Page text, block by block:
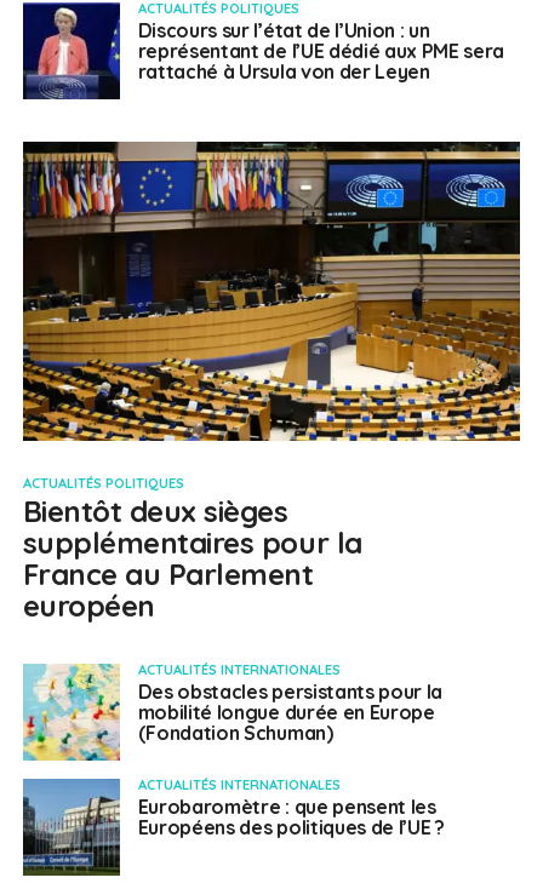
ACTUALITÉS POLITIQUES
Discours sur l’état de l’Union : un
représentant de l’UE dédié aux PME sera
rattaché à Ursula von der Leyen
ACTUALITÉS POLITIQUES
Bientôt deux sièges
supplémentaires pour la
France au Parlement
européen
ACTUALITÉS INTERNATIONALES
Des obstacles persistants pour la
mobilité longue durée en Europe
(Fondation Schuman)
ACTUALITÉS INTERNATIONALES
Eurobaromètre : que pensent les
Européens des politiques de l’UE ?